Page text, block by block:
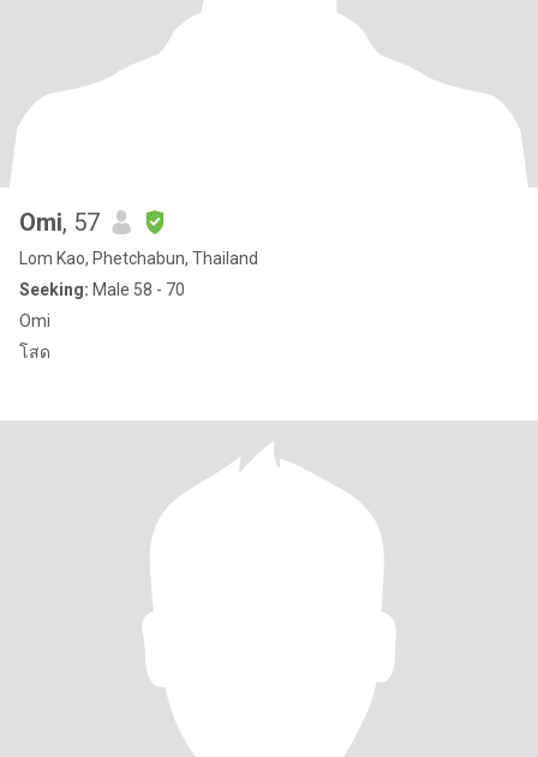
Omi, 57
Lom Kao, Phetchabun, Thailand
Seeking: Male 58 - 70
Omi
โสด